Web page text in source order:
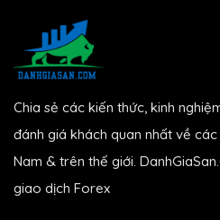
Chia sẻ các kiến thức, kinh
đánh giá khách quan nhất về
Nam & trên thế giới.
giao dịch Forex